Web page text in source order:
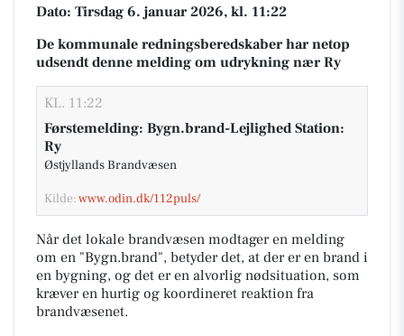
Dato: Tirsdag 6. januar 2026, kl. 11:22
De kommunale redningsberedskaber har netop
udsendt denne melding om udrykning nær Ry
KL. 11:22
Førstemelding: Bygn.brand-Lejlighed Station:
Ry
Østjyllands Brandvæsen
Kilde:www.odin.dk/112puls/
Når det lokale brandvæsen modtager en melding
om en "Bygn.brand", betyder det, at der er en brand i
en bygning, og det er en alvorlig nødsituation, som
kræver en hurtig og koordineret reaktion fra
brandvæsenet.